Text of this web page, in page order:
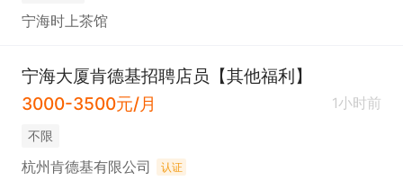
宁海时上茶馆
宁海大厦肯德基招聘店员【其他福利】
3000-3500元/月
1小时前
不限
杭州肯德基有限公司 认证